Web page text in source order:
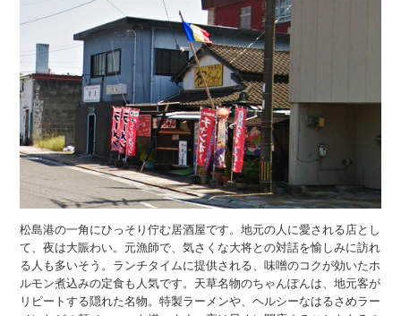
松島港の一角にひっそり佇む居酒屋です。地元の人に愛される店とし
て、夜は大賑わい。元漁師で、気さくな大将との対話を愉しみに訪れ
る人も多いそう。ランチタイムに提供される、味噌のコクが効いたホ
ルモン煮込みの定食も人気です。天草名物のちゃんぽんは、地元客が
リピートする隠れた名物。特製ラーメンや、ヘルシーなはるさめラー